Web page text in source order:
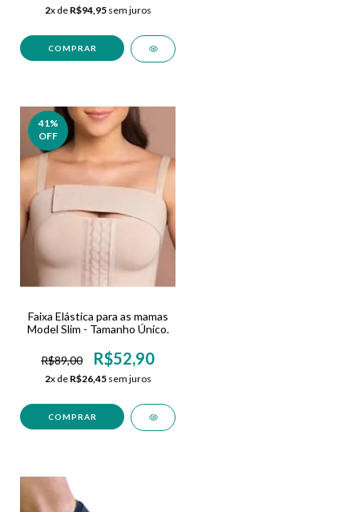
2x de R$94,95sem juros
COMPRAR
41 %
OFF
Faixa Elástica para as mamas
Model Slim - Tamanho Único.
R$89,00 R$52,90
2x de R$26,45sem juros